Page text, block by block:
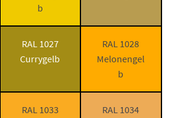
b
RAL 1027
Currygelb
RAL 1028
Melonengel
b
RAL 1033
RAL 1034